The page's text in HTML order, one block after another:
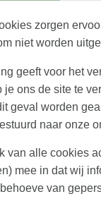
18 19 20
25 26 27
di wo do
1 2 3
8 9 10
zorgen
niet worden
geeft voor het
je ons de site te
geval worden
naar onze
van alle cookies
mee in dat wij
van